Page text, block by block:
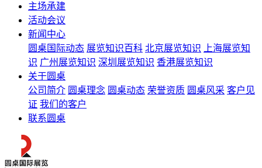
主场承建
活动会议
新闻中心
圆桌国际动态 展览知识百科 北京展览知识
上海展览知
识 广州展览知识 深圳展览知识 香港展览知识
关于圆桌
公司简介 圆桌理念 圆桌动态 荣誉资质 圆桌风采 客户见
证 我们的客户
联系圆桌